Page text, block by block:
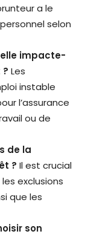
a le
selon
impacte-
Les
instable
l’assurance
ou de
de la
? Il est crucial
exclusions
que les
son